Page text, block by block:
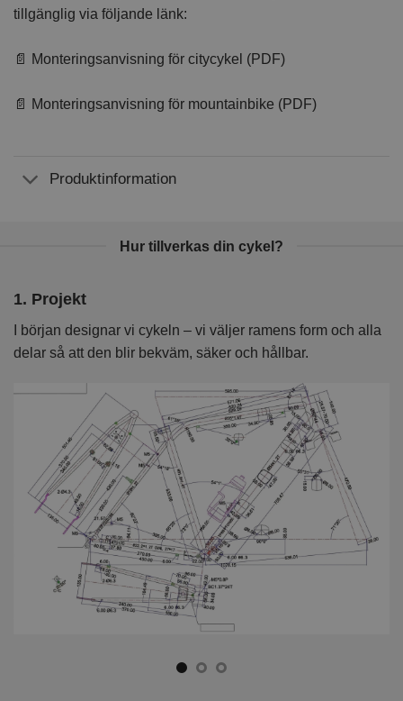
tillgänglig via följande länk:
📄 Monteringsanvisning för citycykel (PDF)
📄 Monteringsanvisning för mountainbike (PDF)
Produktinformation
Hur tillverkas din cykel?
1. Projekt
I början designar vi cykeln – vi väljer ramens form och alla
delar så att den blir bekväm, säker och hållbar.